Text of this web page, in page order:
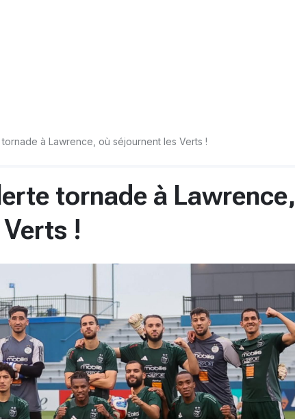
à Lawrence, où séjournent les Verts !
tornade à Lawrence,
!